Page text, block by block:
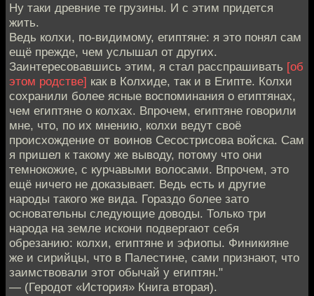
Ну таки древние те грузины. И с этим придется
жить.
Ведь колхи, по-видимому, египтяне: я это понял сам
ещё прежде, чем услышал от других.
Заинтересовавшись этим, я стал расспрашивать [об
этом родстве] как в Колхиде, так и в Египте. Колхи
сохранили более ясные воспоминания о египтянах,
чем египтяне о колхах. Впрочем, египтяне говорили
мне, что, по их мнению, колхи ведут своё
происхождение от воинов Сесострисова войска. Сам
я пришел к такому же выводу, потому что они
темнокожие, с курчавыми волосами. Впрочем, это
ещё ничего не доказывает. Ведь есть и другие
народы такого же вида. Гораздо более зато
основательны следующие доводы. Только три
народа на земле искони подвергают себя
обрезанию: колхи, египтяне и эфиопы. Финикияне
же и сирийцы, что в Палестине, сами признают, что
заимствовали этот обычай у египтян."
— (Геродот «История» Книга вторая).